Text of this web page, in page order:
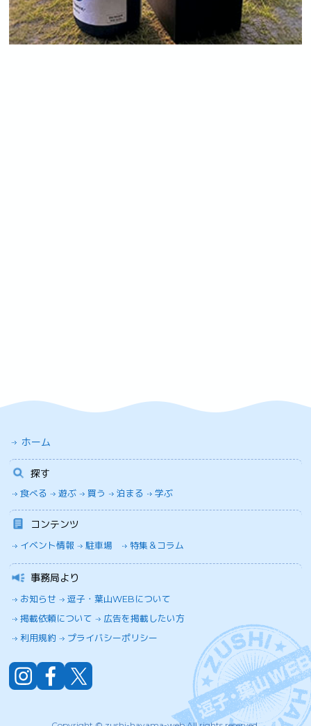
ホーム
探す
食べる 遊ぶ 買う 泊まる 学ぶ
コンテンツ
イベント情報 駐車場 特集＆コラム
事務局より
お知らせ
逗子・葉山WEBについて
掲載依頼について
広告を掲載したい方
利用規約
プライバシーポリシー